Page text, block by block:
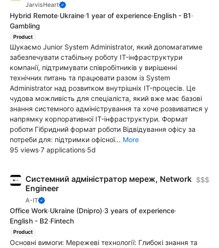
JarvisHeart
Hybrid Remote·Ukraine·1 year of experience·English - B1·
Gambling
Product
Шукаємо Junior System Administrator, який допомагатиме
забезпечувати стабільну роботу IT-інфраструктури
компанії, підтримувати співробітників у вирішенні
технічних питань та працювати разом із System
Administrator над розвитком внутрішніх IT-процесів. Це
чудова можливість для спеціаліста, який вже має базові
знання системного адміністрування та хоче розвиватися у
напрямку корпоративної IT-інфраструктури. Формат
роботи Гібридний формат роботи Відвідування офісу за
потреби для: підтримки офісної... More
95 views·7 applications·5d
Системний адміністратор мереж, Network
Engineer
А-IT
$$$
Office Work·Ukraine (Dnipro)·3 years of experience·
English - B2·Fintech
Product
Основні вимоги: Мережеві технології: Глибокі знання та